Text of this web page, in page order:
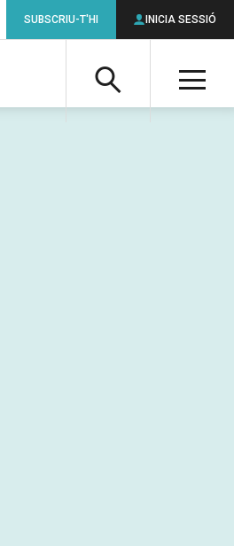
Cerca
SUBSCRIU-T'HI INICIA SESSIÓ